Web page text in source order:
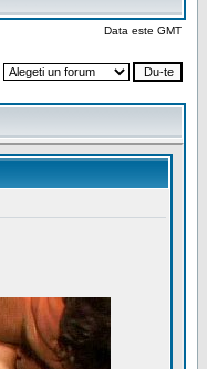
Data este GMT